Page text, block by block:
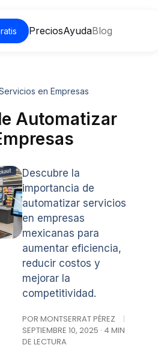
PreciosAyudaBlog
en Empresas
Automatizar
Descubre la
importancia de
automatizar servicios
en empresas
mexicanas para
aumentar eficiencia,
reducir costos y
mejorar la
competitividad.
POR MONTSERRAT PÉREZ
|
SEPTIEMBRE 10, 2025 · 4 MIN
DE LECTURA